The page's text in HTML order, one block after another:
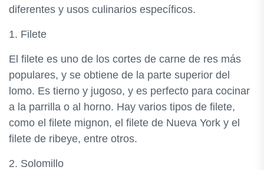
diferentes y usos culinarios específicos.
1. Filete
El filete es uno de los cortes de carne de res más
populares, y se obtiene de la parte superior del
lomo. Es tierno y jugoso, y es perfecto para cocinar
a la parrilla o al horno. Hay varios tipos de filete,
como el filete mignon, el filete de Nueva York y el
filete de ribeye, entre otros.
2. Solomillo